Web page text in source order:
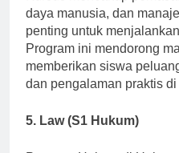
Kursus mencakup
daya manusia, dan
penting untuk
Program ini mendorong
memberikan siswa